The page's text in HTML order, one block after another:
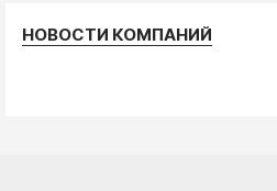
НОВОСТИ КОМПАНИЙ